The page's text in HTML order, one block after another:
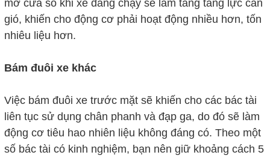
mở cửa sổ khi xe đang chạy sẽ làm tăng tăng lực cản
gió, khiến cho động cơ phải hoạt động nhiều hơn, tốn
nhiêu liệu hơn.
Bám đuôi xe khác
Việc bám đuôi xe trước mặt sẽ khiến cho các bác tài
liên tục sử dụng chân phanh và đạp ga, do đó sẽ làm
động cơ tiêu hao nhiên liệu không đáng có. Theo một
số bác tài có kinh nghiệm, bạn nên giữ khoảng cách 5